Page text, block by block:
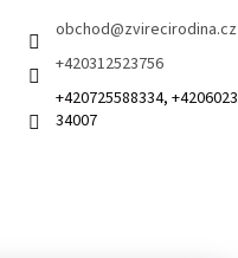
obchod@zvirecirodina.cz
+420312523756
+420725588334, +4206023
34007